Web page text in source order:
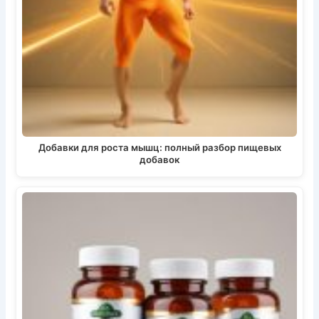
Добавки для роста мышц: полный разбор пищевых
добавок